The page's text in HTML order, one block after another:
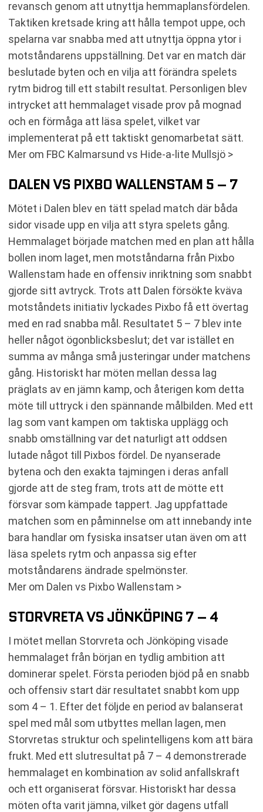
revansch genom att utnyttja hemmaplansfördelen.
Taktiken kretsade kring att hålla tempot uppe, och
spelarna var snabba med att utnyttja öppna ytor i
motståndarens uppställning. Det var en match där
beslutade byten och en vilja att förändra spelets
rytm bidrog till ett stabilt resultat. Personligen blev
intrycket att hemmalaget visade prov på mognad
och en förmåga att läsa spelet, vilket var
implementerat på ett taktiskt genomarbetat sätt.
Mer om FBC Kalmarsund vs Hide-a-lite Mullsjö >
DALEN VS PIXBO WALLENSTAM 5 – 7
Mötet i Dalen blev en tätt spelad match där båda
sidor visade upp en vilja att styra spelets gång.
Hemmalaget började matchen med en plan att hålla
bollen inom laget, men motståndarna från Pixbo
Wallenstam hade en offensiv inriktning som snabbt
gjorde sitt avtryck. Trots att Dalen försökte kväva
motståndets initiativ lyckades Pixbo få ett övertag
med en rad snabba mål. Resultatet 5 – 7 blev inte
heller något ögonblicksbeslut; det var istället en
summa av många små justeringar under matchens
gång. Historiskt har möten mellan dessa lag
präglats av en jämn kamp, och återigen kom detta
möte till uttryck i den spännande målbilden. Med ett
lag som vant kampen om taktiska upplägg och
snabb omställning var det naturligt att oddsen
lutade något till Pixbos fördel. De nyanserade
bytena och den exakta tajmingen i deras anfall
gjorde att de steg fram, trots att de mötte ett
försvar som kämpade tappert. Jag uppfattade
matchen som en påminnelse om att innebandy inte
bara handlar om fysiska insatser utan även om att
läsa spelets rytm och anpassa sig efter
motståndarens ändrade spelmönster.
Mer om Dalen vs Pixbo Wallenstam >
STORVRETA VS JÖNKÖPING 7 – 4
I mötet mellan Storvreta och Jönköping visade
hemmalaget från början en tydlig ambition att
dominerar spelet. Första perioden bjöd på en snabb
och offensiv start där resultatet snabbt kom upp
som 4 – 1. Efter det följde en period av balanserat
spel med mål som utbyttes mellan lagen, men
Storvretas struktur och spelintelligens kom att bära
frukt. Med ett slutresultat på 7 – 4 demonstrerade
hemmalaget en kombination av solid anfallskraft
och ett organiserat försvar. Historiskt har dessa
möten ofta varit jämna, vilket gör dagens utfall